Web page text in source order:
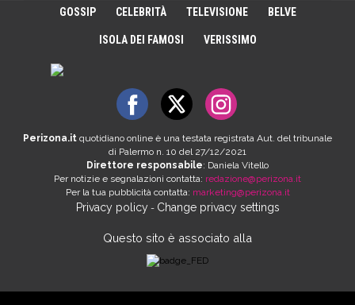
GOSSIP CELEBRITÀ TELEVISIONE BELVE
ISOLA DEI FAMOSI VERISSIMO
Perizona.it quotidiano online è una testata registrata Aut. del tribunale
di Palermo n. 10 del 27/12/2021
Direttore responsabile: Daniela Vitello
Per notizie e segnalazioni contatta: redazione@perizona.it
Per la tua pubblicità contatta: marketing@perizona.it
Privacy policy- Change privacy settings
Questo sito è associato alla